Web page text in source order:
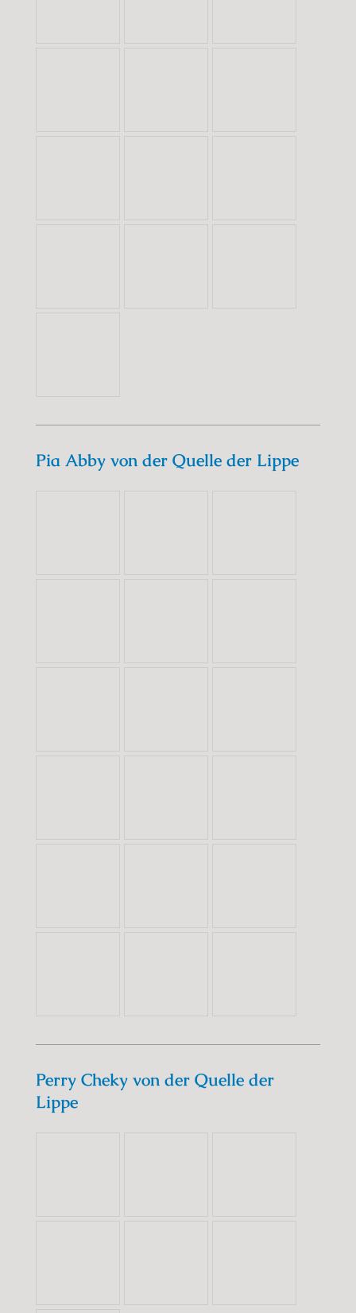
Pia Abby von der Quelle der Lippe
Perry Cheky von der Quelle der
Lippe